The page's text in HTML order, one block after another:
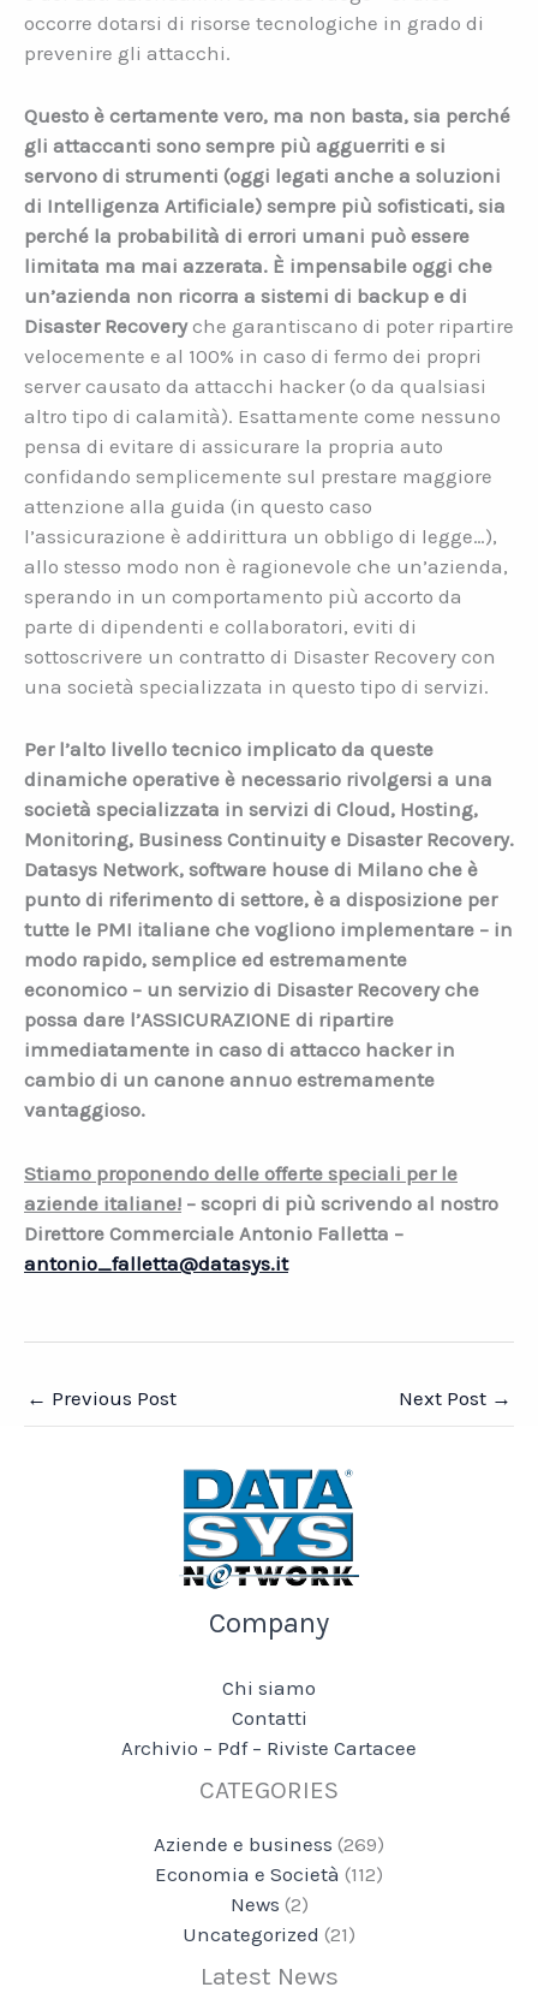
occorre dotarsi di risorse tecnologiche in grado di
prevenire gli attacchi.
Questo è certamente vero, ma non basta, sia perché
gli attaccanti sono sempre più agguerriti e si
servono di strumenti (oggi legati anche a soluzioni
di Intelligenza Artificiale) sempre più sofisticati, sia
perché la probabilità di errori umani può essere
limitata ma mai azzerata. È impensabile oggi che
un’azienda non ricorra a sistemi di backup e di
Disaster Recoveryche garantiscano di poter ripartire
velocemente e al 100% in caso di fermo dei propri
server causato da attacchi hacker (o da qualsiasi
altro tipo di calamità). Esattamente come nessuno
pensa di evitare di assicurare la propria auto
confidando semplicemente sul prestare maggiore
attenzione alla guida (in questo caso
l’assicurazione è addirittura un obbligo di legge…),
allo stesso modo non è ragionevole che un’azienda,
sperando in un comportamento più accorto da
parte di dipendenti e collaboratori, eviti di
sottoscrivere un contratto di Disaster Recovery con
una società specializzata in questo tipo di servizi.
Per l’alto livello tecnico implicato da queste
dinamiche operative è necessario rivolgersi a una
società specializzata in servizi di Cloud, Hosting,
Monitoring, Business Continuity e Disaster Recovery.
Datasys Network, software house di Milano che è
punto di riferimento di settore, è a disposizione per
tutte le PMI italiane che vogliono implementare – in
modo rapido, semplice ed estremamente
economico – un servizio di Disaster Recovery che
possa dare l’ASSICURAZIONE di ripartire
immediatamente in caso di attacco hacker in
cambio di un canone annuo estremamente
vantaggioso.
Stiamo proponendo delle offerte speciali per le
aziende italiane! – scopri di più scrivendo al nostro
Direttore Commerciale Antonio Falletta –
antonio_falletta@datasys.it
← Previous Post Next Post →
Company
Chi siamo
Contatti
Archivio – Pdf – Riviste Cartacee
CATEGORIES
Aziende e business (269)
Economia e Società (112)
News (2)
Uncategorized (21)
Latest News